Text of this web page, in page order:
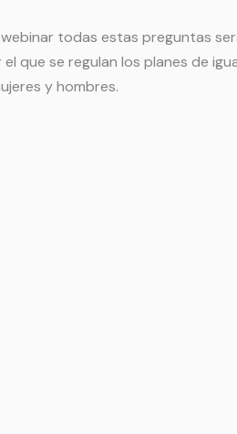
todas estas preguntas
que se regulan los planes de
y hombres.